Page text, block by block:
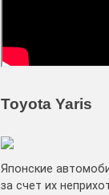
Toyota Yaris
Японские
за счет их